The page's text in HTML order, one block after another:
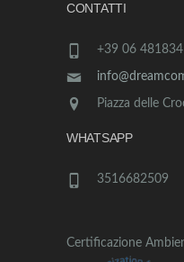
CONTATTI
+39 06
Piazza delle
WHATSAPP
3516682509
Certificazione